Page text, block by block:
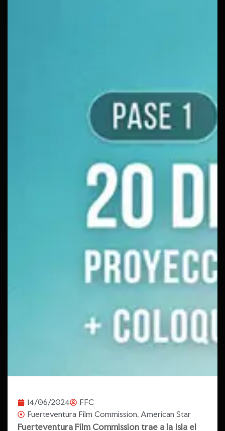
14/06/2024
FFC
Fuerteventura Film Commission, American Star
Fuerteventura Film Commission trae a la Isla el